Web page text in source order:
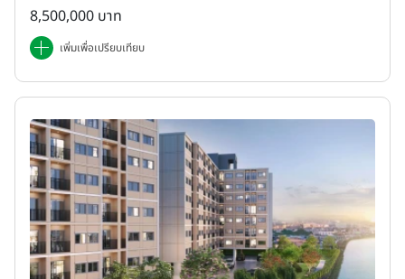
8,500,000 บาท
เพิ่มเพื่อเปรียบเทียบ